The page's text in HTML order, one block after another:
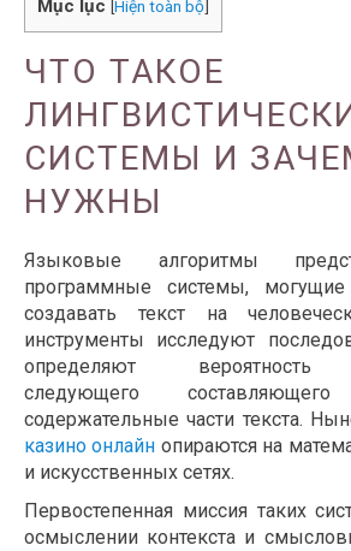
Mục lục [Hiện toàn bộ]
ЧТО ТАКОЕ
СИСТЕМЫ И
НУЖНЫ
Языковые алгоритмы
программные системы,
создавать текст на
инструменты исследуют
определяют вероятность
следующего
содержательные части текста.
казино онлайн опираются на
и искусственных сетях.
Первостепенная миссия таких
осмыслении контекста и